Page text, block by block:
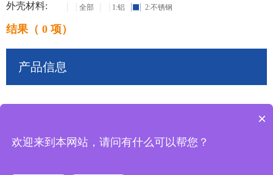
外壳材料: 全部 1:铝 2:不锈钢
结果（ 0 项）
产品信息
×
欢迎来到本网站，请问有什么可以帮您？